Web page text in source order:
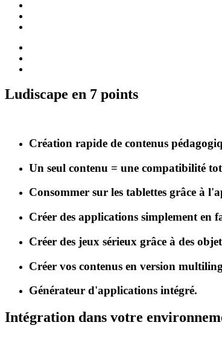
Ludiscape en 7 points
Création rapide de contenus
Un seul contenu = une compatibilité
Consommer sur les tablettes grâce à
Créer des applications simplement en
Créer des jeux sérieux grâce à des
Créer vos contenus en version
Générateur d'applications intégré.
Intégration dans votre